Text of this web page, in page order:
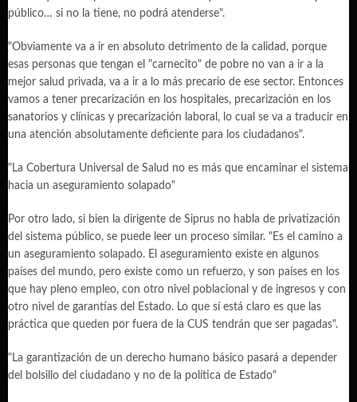
público… si no la tiene, no podrá atenderse".
"Obviamente va a ir en absoluto detrimento de la calidad, porque
esas personas que tengan el "carnecito" de pobre no van a ir a la
mejor salud privada, va a ir a lo más precario de ese sector. Entonces
vamos a tener precarización en los hospitales, precarización en los
sanatorios y clínicas y precarización laboral, lo cual se va a traducir en
una atención absolutamente deficiente para los ciudadanos".
"La Cobertura Universal de Salud no es más que encaminar el sistema
hacia un aseguramiento solapado"
Por otro lado, si bien la dirigente de Siprus no habla de privatización
del sistema público, se puede leer un proceso similar. "Es el camino a
un aseguramiento solapado. El aseguramiento existe en algunos
países del mundo, pero existe como un refuerzo, y son países en los
que hay pleno empleo, con otro nivel poblacional y de ingresos y con
otro nivel de garantías del Estado. Lo que sí está claro es que las
práctica que queden por fuera de la CUS tendrán que ser pagadas".
"La garantización de un derecho humano básico pasará a depender
del bolsillo del ciudadano y no de la política de Estado"